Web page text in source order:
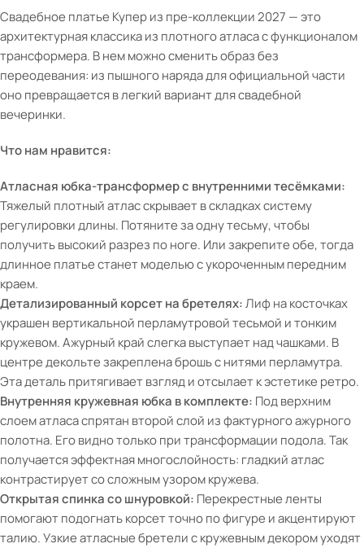
Свадебное платье Купер из пре-коллекции 2027 — это
архитектурная классика из плотного атласа с функционалом
трансформера. В нем можно сменить образ без
переодевания: из пышного наряда для официальной части
оно превращается в легкий вариант для свадебной
вечеринки.
Что нам нравится:
Атласная юбка-трансформер с внутренними тесёмками:
Тяжелый плотный атлас скрывает в складках систему
регулировки длины. Потяните за одну тесьму, чтобы
получить высокий разрез по ноге. Или закрепите обе, тогда
длинное платье станет моделью с укороченным передним
краем.
Детализированный корсет на бретелях:Лиф на косточках
украшен вертикальной перламутровой тесьмой и тонким
кружевом. Ажурный край слегка выступает над чашками. В
центре декольте закреплена брошь с нитями перламутра.
Эта деталь притягивает взгляд и отсылает к эстетике ретро.
Внутренняя кружевная юбка в комплекте: Под верхним
слоем атласа спрятан второй слой из фактурного ажурного
полотна. Его видно только при трансформации подола. Так
получается эффектная многослойность: гладкий атлас
контрастирует со сложным узором кружева.
Открытая спинка со шнуровкой: Перекрестные ленты
помогают подогнать корсет точно по фигуре и акцентируют
талию. Узкие атласные бретели с кружевным декором уходят